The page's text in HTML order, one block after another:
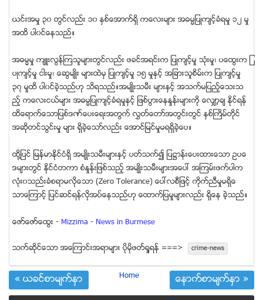
ယင္းအမႈ ၃၀ တြင္လည္း ၁၀ ႏွစ္ေအာက္ရွိ ကေလးမ်ား အဓမၼျပဳက်င့္ခံရမႈ ၁၂ မႈ
အထိ ပါ၀င္ေနသည္။
အဓမၼမႈ က်ဴးလြန္ၾကသူမ်ားတြင္လည္း ဖခင္အရင္းက ျပဳက်င့္မႈ သံုးမႈ၊ ပေထြးက ျ
ပဳက်င့္မႈ ငါးမႈ၊ ေဆြမ်ဳိး မ်ားထဲမွ ျပဳက်င့္မႈ ၁၅ မႈႏွင့္ အျခားသူစိမ္းက ျပဳက်င့္မႈ
၃၇ မႈထိ ပါ၀င္ခဲ့သည္ဟု သိရသည္။အမ်ဳိးသမီး မ်ားႏွင့္ အသက္မျပည့္ေသးသ
ည့္ ကေလးငယ္မ်ား အဓမၼျပဳက်င့္ခံရမႈႏွင့္ ျဖစ္ပြားေနႏႈန္းမ်ားကို ေလွ်ာ့ခ် ႏိုင္ရန္
ထိေရာက္ေသာျပစ္ဒဏ္ေပးေရးအတြက္ လႊတ္ေတာ္အတြင္းတြင္ ႏွစ္ႀကိမ္တုိင္
အဆိုတင္သြင္းမႈ မ်ား ရွိခဲ့ေသာ္လည္း ေအာင္ျမင္မႈမရရွိခဲ့ေပ။
ထို႔ျပင္ ျမန္မာႏိုင္ငံရွိ အမ်ဳိးသမီးမ်ားႏွင့္ ပတ္သက္၍ ျပ႒ာန္းေပးထားေသာ ဥပေ
ဒမ်ားတြင္ ႏိုင္ငံတကာ စံႏႈန္းျဖစ္သည့္ အမ်ဳိးသမီးမ်ားအေပၚ အၾကမ္းဖက္ပါက
လံုး၀သည္းခံစရာမလိုေသာ (Zero Tolerance) ေပၚလစီျဖင့္ ကိုက္ညီမႈမရွိေ
သာေၾကာင့္ ျပင္ဆင္ရန္လိုအပ္ေနသည္ဟု ေထာက္ျပမႈမ်ားလည္း ရွိေန ခဲ့သည္။
ေဇာ္ေဇာ္ေထြး - Mizzima - News in Burmese
သက္ဆုိင္ေသာ အေၾကာင္းအရာမ်ား ပုိမုိဖတ္ရႈရန္ ===> crime-news
« ယခင္စာမ်က္ႏွာ Home ေနာက္စာမ်က္ႏွာ »